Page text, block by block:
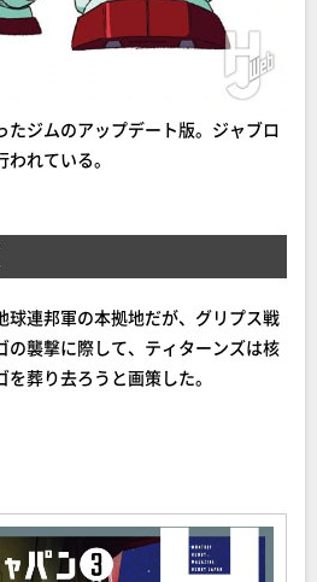
ジムのアップデート版。ジャブロ
れている。
連邦軍の本拠地だが、グリプス戦
の襲撃に際して、ティターンズは核
葬り去ろうと画策した。